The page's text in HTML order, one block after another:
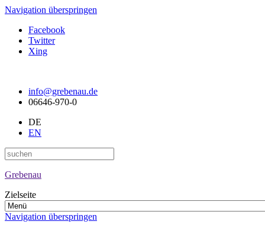
Navigation überspringen
Facebook
Twitter
Xing
info@grebenau.de
06646-970-0
DE
EN
Grebenau
Zielseite
Navigation überspringen